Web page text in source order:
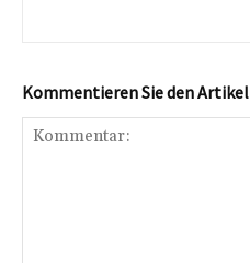
Kommentieren Sie den Artikel